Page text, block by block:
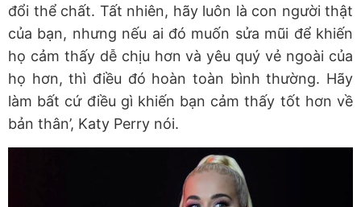
đổi thể chất. Tất nhiên, hãy luôn là con người thật
của bạn, nhưng nếu ai đó muốn sửa mũi để khiến
họ cảm thấy dễ chịu hơn và yêu quý vẻ ngoài của
họ hơn, thì điều đó hoàn toàn bình thường. Hãy
làm bất cứ điều gì khiến bạn cảm thấy tốt hơn về
bản thân’, Katy Perry nói.